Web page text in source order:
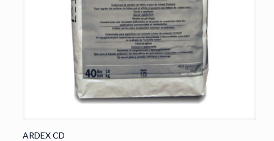
ARDEX CD